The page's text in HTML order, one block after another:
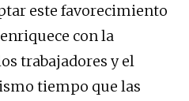
este favorecimiento
con la
trabajadores y el
tiempo que las